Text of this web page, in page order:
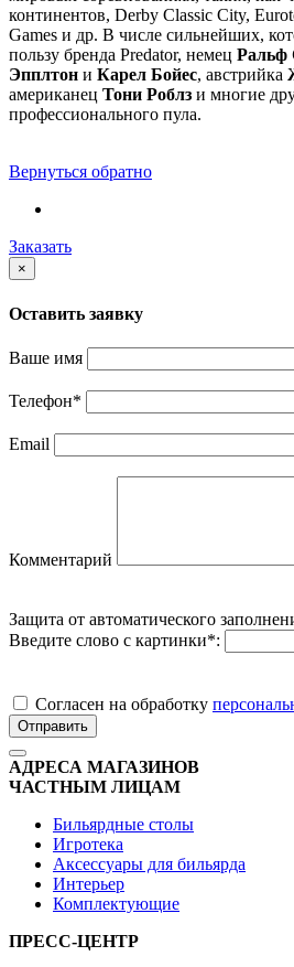
континентов, Derby Classic City,
Games и др. В числе сильнейших,
пользу бренда Predator, немец Ральф
Эпплтон и Карел Бойес, австрийка
американец Тони Роблз и многие
профессионального пула.
Вернуться обратно
Заказать
×
Оставить заявку
Ваше имя
Телефон*
Email
Комментарий
Защита от автоматического
Введите слово с картинки*:
Cогласен на обработку
Отправить
АДРЕСА МАГАЗИНОВ
ЧАСТНЫМ ЛИЦАМ
Бильярдные столы
Игротека
Аксессуары для бильярда
Интерьер
Комплектующие
ПРЕСС-ЦЕНТР